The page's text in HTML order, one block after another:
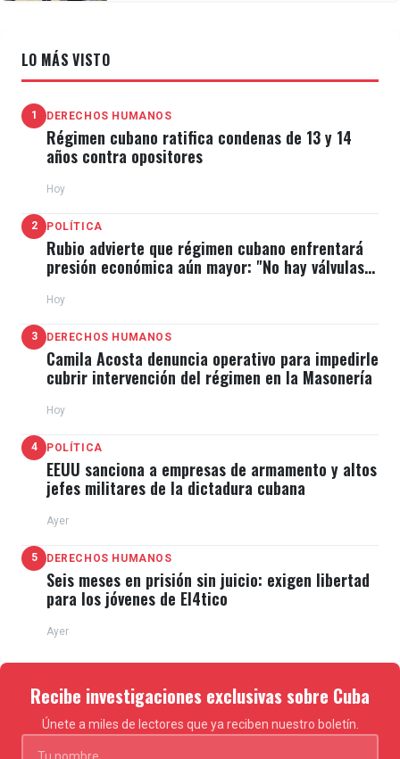
LO MÁS VISTO
1 DERECHOS HUMANOS
Régimen cubano ratifica condenas de 13 y 14
años contra opositores
Hoy
2 POLÍTICA
Rubio advierte que régimen cubano enfrentará
presión económica aún mayor: "No hay válvulas
Hoy
3 DERECHOS HUMANOS
Camila Acosta denuncia operativo para impedirle
cubrir intervención del régimen en la Masonería
Hoy
4 POLÍTICA
EEUU sanciona a empresas de armamento y altos
jefes militares de la dictadura cubana
Ayer
5 DERECHOS HUMANOS
Seis meses en prisión sin juicio: exigen libertad
para los jóvenes de El4tico
Ayer
Recibe investigaciones exclusivas sobre Cuba
Únete a miles de lectores que ya reciben nuestro boletín.